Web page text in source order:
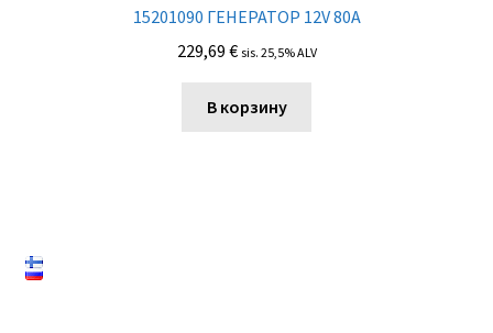
15201090 ГЕНЕРАТОР 12V 80A
229,69 € sis. 25,5% ALV
В корзину